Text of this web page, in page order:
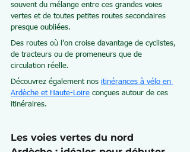
souvent du mélange entre ces grandes voies
vertes et de toutes petites routes secondaires
presque oubliées.
Des routes où l’on croise davantage de cyclistes,
de tracteurs ou de promeneurs que de
circulation réelle.
Découvrez également nos itinérances à vélo en
Ardèche et Haute-Loire conçues autour de ces
itinéraires.
Les voies vertes du nord